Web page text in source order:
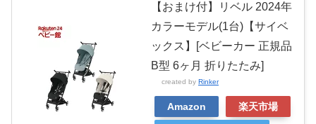
【おまけ付】リベル 2024年
カラーモデル(1台)【サイベ
ックス】[ベビーカー 正規品
B型 6ヶ月 折りたたみ]
created by Rinker
Amazon 楽天市場